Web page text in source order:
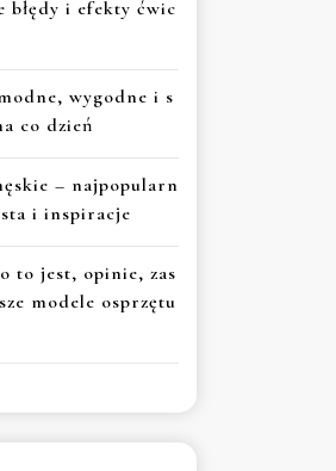
błędy i efekty ćwic
wygodne i s
co dzień
– najpopularn
i inspiracje
to jest, opinie, zas
modele osprzętu